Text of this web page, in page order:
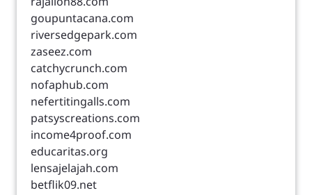
goupuntacana.com
riversedgepark.com
zaseez.com
catchycrunch.com
nofaphub.com
nefertitingalls.com
patsyscreations.com
income4proof.com
educaritas.org
lensajelajah.com
betflik09.net